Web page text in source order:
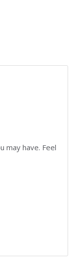
may have. Feel